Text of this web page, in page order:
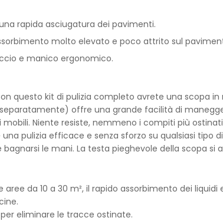
rapida asciugatura dei pavimenti.
molto elevato e poco attrito sul
e manico ergonomico.
questo kit di pulizia completo avrete una scopa
offre una grande facilità di
Niente resiste, nemmeno i compiti più
pulizia efficace e senza sforzo su qualsiasi tipo
le mani. La testa pieghevole della scopa
da 10 a 30 m², il rapido assorbimento dei
eliminare le tracce ostinate.